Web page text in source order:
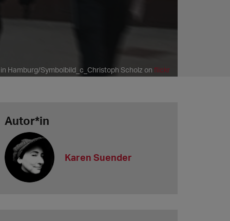
Hamburg/Symbolbild_c_Christoph Scholz on flickr
Autor*in
Karen Suender